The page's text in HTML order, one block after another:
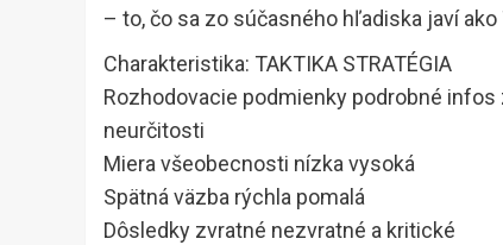
– to, čo sa zo súčasného hľadiska javí
Charakteristika: TAKTIKA STRATÉGIA
Rozhodovacie podmienky podrobné
neurčitosti
Miera všeobecnosti nízka vysoká
Spätná väzba rýchla pomalá
Dôsledky zvratné nezvratné a kritické